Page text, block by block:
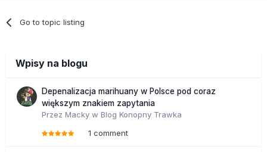
Go to topic listing
Wpisy na blogu
Depenalizacja marihuany w Polsce pod coraz
większym znakiem zapytania
Przez Macky w Blog Konopny Trawka
1 comment